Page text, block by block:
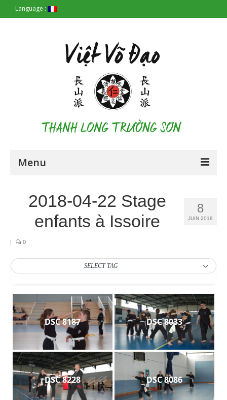
Language :
Menu
Stages
Media
Blog
Contact
8
JUIN 2018
2018-04-22 Stage
enfants à Issoire
| 0
SELECT TAG
DSC 8187 DSC 8033
DSC 8228 DSC 8086